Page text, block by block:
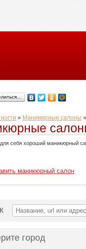
» Маникюрные салоны »
себя хороший маникюрный
маникюрный салон
город